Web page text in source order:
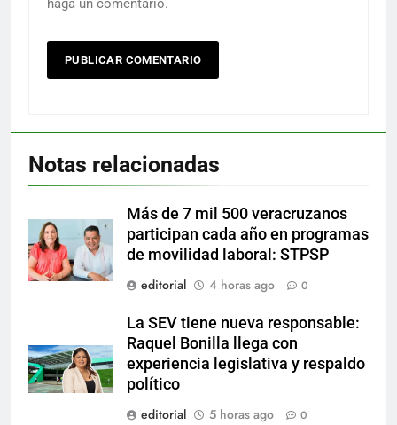
haga un comentario.
Notas relacionadas
Más de 7 mil 500 veracruzanos
participan cada año en programas
de movilidad laboral: STPSP
editorial
4 horas ago 0
La SEV tiene nueva responsable:
Raquel Bonilla llega con
experiencia legislativa y respaldo
político
editorial
5 horas ago 0